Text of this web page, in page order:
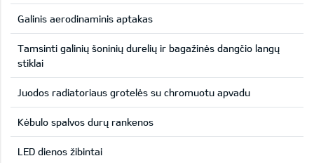
Galinis aerodinaminis aptakas
Tamsinti galinių šoninių durelių ir bagažinės dangčio langų
stiklai
Juodos radiatoriaus grotelės su chromuotu apvadu
Kėbulo spalvos durų rankenos
LED dienos žibintai